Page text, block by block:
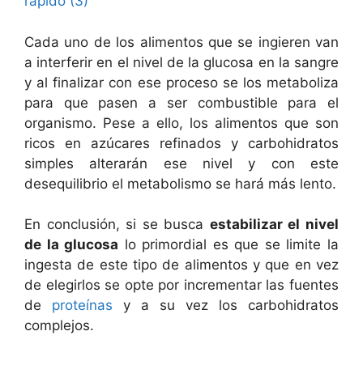
Cada uno de los alimentos que se ingieren van
a interferir en el nivel de la glucosa en la sangre
y al finalizar con ese proceso se los metaboliza
para que pasen a ser combustible para el
organismo. Pese a ello, los alimentos que son
ricos en azúcares refinados y carbohidratos
simples alterarán ese nivel y con este
desequilibrio el metabolismo se hará más lento.
En conclusión, si se busca estabilizar el nivel
de la glucosa lo primordial es que se limite la
ingesta de este tipo de alimentos y que en vez
de elegirlos se opte por incrementar las fuentes
de proteínas y a su vez los carbohidratos
complejos.